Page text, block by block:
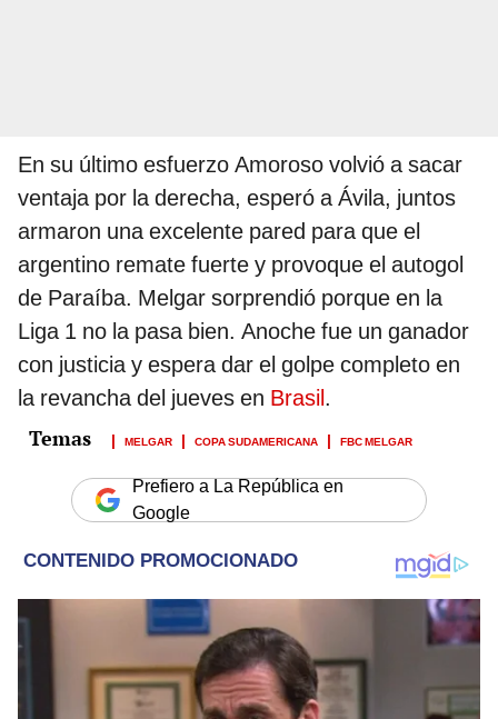
En su último esfuerzo Amoroso volvió a sacar
ventaja por la derecha, esperó a Ávila, juntos
armaron una excelente pared para que el
argentino remate fuerte y provoque el autogol
de Paraíba. Melgar sorprendió porque en la
Liga 1 no la pasa bien. Anoche fue un ganador
con justicia y espera dar el golpe completo en
la revancha del jueves en Brasil.
MELGAR COPA SUDAMERICANA FBC MELGAR
Prefiero a La República en
Google